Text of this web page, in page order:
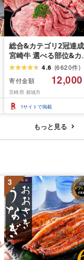
総合&カテゴリ2冠達
宮崎牛 選べる部位&カ
ト (赤身&霜降り)or(赤
のみ) 500g 1kg 2kg[
送時期が選べる] 牛肉
肉 すき焼き しゃぶし
ぶ ステーキ ギフト お
SKU-N203 [宮崎県都
4.6 (6620件)
寄付金額
12,000
宮崎県 都城市
1サイトで掲載
もっと見る
3